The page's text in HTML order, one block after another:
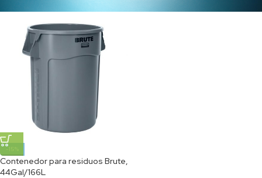
-15%
Contenedor para residuos Brute,
44Gal/166L